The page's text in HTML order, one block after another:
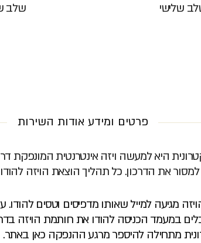
שלב שלישי
פרטים ומידע אודות השירות
היא למעשה ויזה אינטרנטית המונפקת
למסור את הדרכון. כל תהליך הוצאת הויזה
מגיעה למייל שאותו מדפיסים וטסים
במעמד הכניסה להודו את חותמת הויזה
מתחילה להיספר מרגע ההנפקה כאן באתר.